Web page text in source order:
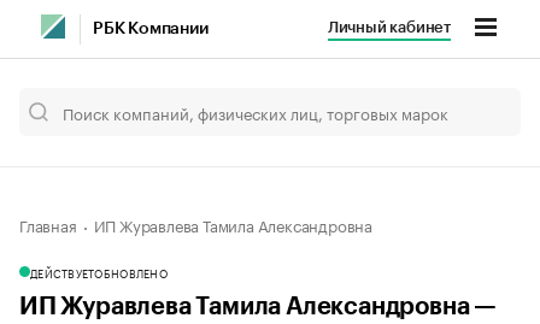
РБК Компании Личный кабинет
Главная ИП Журавлева Тамила Александровна
ДЕЙСТВУЕТОБНОВЛЕНО
ИП Журавлева Тамила Александровна —